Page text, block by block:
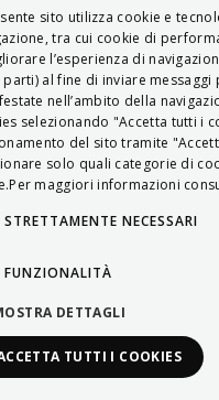
sito utilizza cookie e
tra cui cookie di
l’esperienza di
parti) al fine di inviare
nell’ambito della
selezionando "Accetta tutti i
del sito tramite
solo quali categorie di
maggiori informazioni
STRETTAMENTE NECESSARI
FUNZIONALITÀ
DETTAGLI
TUTTI I COOKIES